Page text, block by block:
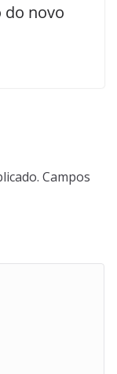
do novo
Campos